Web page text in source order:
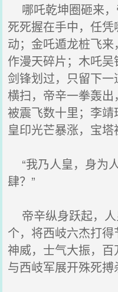
哪吒乾坤圈砸来
死死握在手中，任
动；金吒遁龙桩飞
作漫天碎片；木吒吴
剑锋划过，只留下
横扫，帝辛一拳轰
被震飞数十里；李
皇印光芒暴涨，宝塔
“我乃人皇，身为
肆？”
帝辛纵身跃起，
个，将西岐六杰打
神威，士气大振，百
与西岐军展开殊死搏